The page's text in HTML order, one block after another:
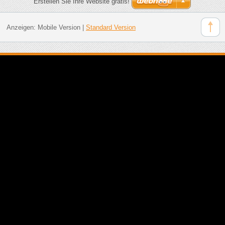
Anzeigen: Mobile Version| Standard Version